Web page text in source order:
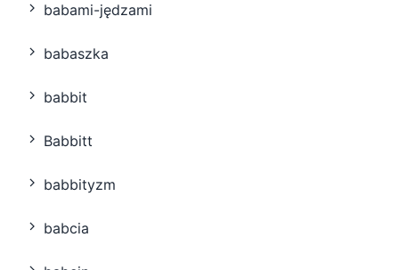
babami-jędzami
babaszka
babbit
Babbitt
babbityzm
babcia